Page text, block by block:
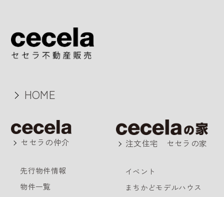
HOME
セセラの仲介
先行物件情報
物件一覧
注文住宅 セセラの家
イベント
まちかどモデルハウス